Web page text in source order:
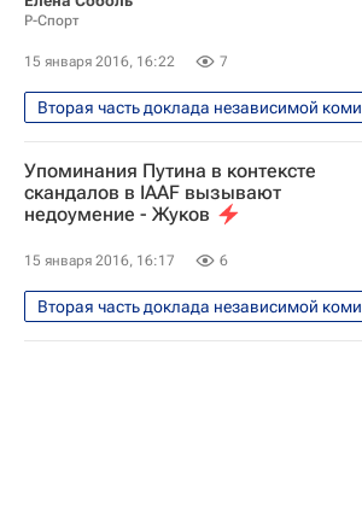
Р-Спорт
15 января 2016, 16:22 7
Легкая атлетика
РУСАДА
Рамил Хабриев
Упоминания Путина в контексте
скандалов в IAAF вызывают
недоумение - Жуков
15 января 2016, 16:17 6
Легкая атлетика
Александр Жуков